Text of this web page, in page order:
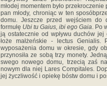
młodej momentem było
pan młody, chroniąc w ten
domu. Jeszcze przed wejściem do
formułę Ubi tu Gaius, ibi ego Gaia. Po
ją ostatecznie od wpływu duchów
łoże małżeńskie - lectus Genialis.
wyposażenia domu w okresie, gdy
przynosiła ze sobą trzy monety.
swego nowego domu, trzecią zaś
nowym dla niej Lares Compitales.
jej życzliwość i opiekę bóstw domu i